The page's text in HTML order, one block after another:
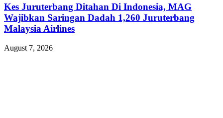
Kes Juruterbang Ditahan Di Indonesia, MAG
Wajibkan Saringan Dadah 1,260 Juruterbang
Malaysia Airlines
August 7, 2026